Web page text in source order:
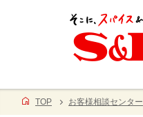
TOP お客様相談センター